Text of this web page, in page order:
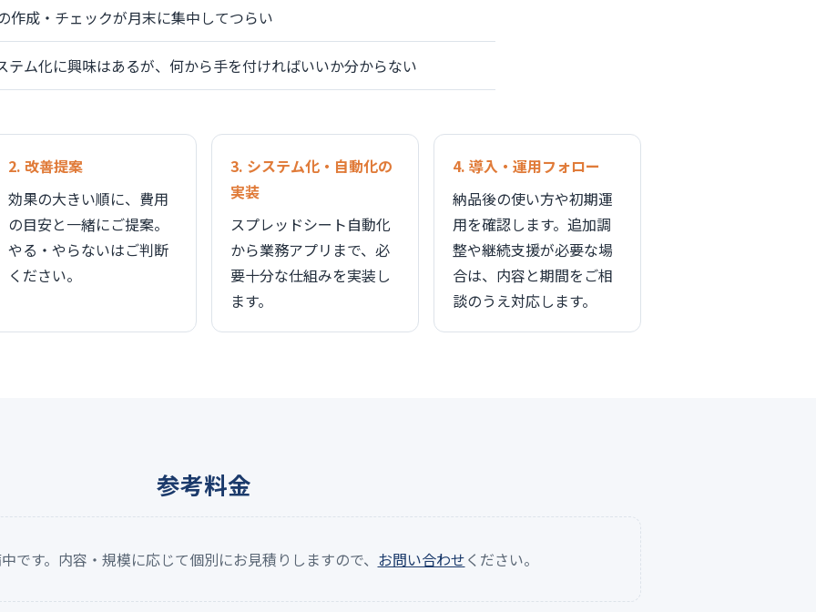
作成・チェックが月末に集中してつらい
テム化に興味はあるが、何から手を付ければいいか分からない
2. 改善提案
効果の大きい順に、費用
の目安と一緒にご提案。
やる・やらないはご判断
ください。
3. システム化・自動化の
実装
スプレッドシート自動化
から業務アプリまで、必
要十分な仕組みを実装し
ます。
4. 導入・運用フォロー
納品後の使い方や初期運
用を確認します。追加調
整や継続支援が必要な場
合は、内容と期間をご相
談のうえ対応します。
参考料金
です。内容・規模に応じて個別にお見積りしますので、 お問い合わせください。